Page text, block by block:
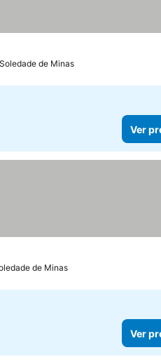
de Minas
Ver
de Minas
Ver